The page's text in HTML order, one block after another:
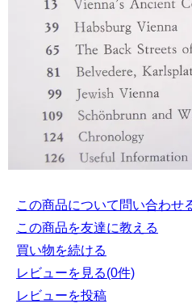
この商品について問い合わせ
この商品を友達に教える
買い物を続ける
レビューを見る(0件)
レビューを投稿